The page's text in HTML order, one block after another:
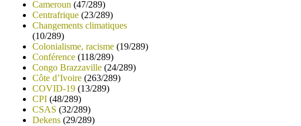
Cameroun (47/289)
Centrafrique (23/289)
Changements climatiques
(10/289)
Colonialisme, racisme (19/289)
Conférence (118/289)
Congo Brazzaville (24/289)
Côte d’Ivoire (263/289)
COVID-19 (13/289)
CPI (48/289)
CSAS (32/289)
Dekens (29/289)